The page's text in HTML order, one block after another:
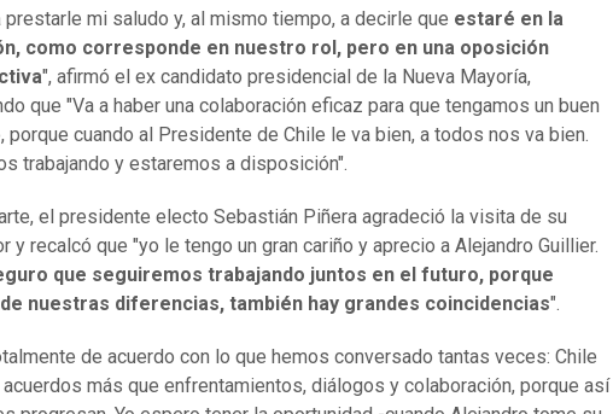
prestarle mi saludo y, al mismo tiempo, a decirle que estaré en la
como corresponde en nuestro rol, pero en una oposición
", afirmó el ex candidato presidencial de la Nueva Mayoría,
que "Va a haber una colaboración eficaz para que tengamos un buen
porque cuando al Presidente de Chile le va bien, a todos nos va bien.
trabajando y estaremos a disposición".
el presidente electo Sebastián Piñera agradeció la visita de su
y recalcó que "yo le tengo un gran cariño y aprecio a Alejandro Guillier.
que seguiremos trabajando juntos en el futuro, porque
nuestras diferencias, también hay grandes coincidencias".
de acuerdo con lo que hemos conversado tantas veces: Chile
más que enfrentamientos, diálogos y colaboración, porque así